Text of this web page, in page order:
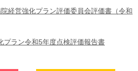
経営強化プラン評価委員会評価書（令和
プラン令和5年度点検評価報告書